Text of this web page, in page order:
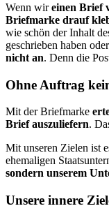
Wenn wireinen Brief
Briefmarke drauf
wie schön der Inhalt
geschrieben haben
nicht an. Denn die
Ohne Auftrag
Mit der Briefmarke
Brief auszuliefern.
Mit unseren Zielen ist
ehemaligen
sondern unserem
Unsere innere